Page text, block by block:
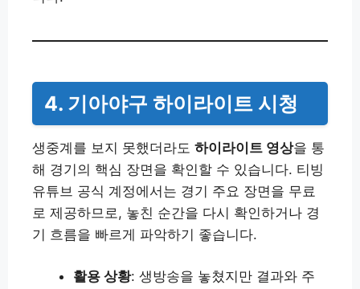
4. 기아야구 하이라이트 시청
생중계를 보지 못했더라도 하이라이트 영상을 통
해 경기의 핵심 장면을 확인할 수 있습니다. 티빙
유튜브 공식 계정에서는 경기 주요 장면을 무료
로 제공하므로, 놓친 순간을 다시 확인하거나 경
기 흐름을 빠르게 파악하기 좋습니다.
활용 상황: 생방송을 놓쳤지만 결과와 주